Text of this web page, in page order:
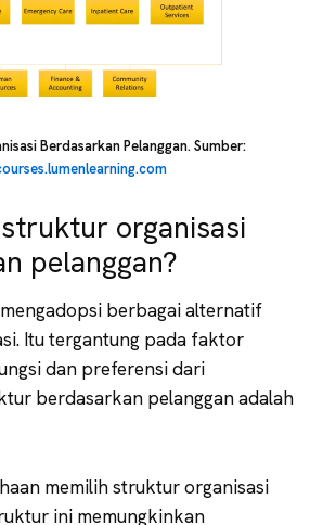
Berdasarkan Pelanggan. Sumber:
organisasi
pelanggan?
berbagai alternatif
Itu tergantung pada faktor
dan preferensi dari
berdasarkan pelanggan adalah
memilih struktur organisasi
ini memungkinkan